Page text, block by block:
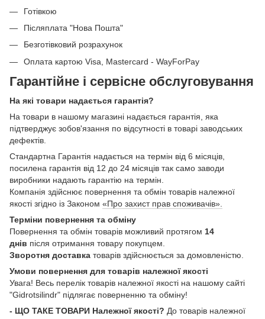
Готівкою
Післяплата "Нова Пошта"
Безготівковий розрахунок
Оплата картою Visa, Mastercard - WayForPay
Гарантійне і сервісне обслуговування
На які товари надається гарантія?
На товари в нашому магазині надається гарантія, яка
підтверджує зобов'язання по відсутності в товарі заводських
дефектів.
Стандартна Гарантія надається на термін від 6 місяців,
посилена гарантія від 12 до 24 місяців так само заводи
виробники надають гарантію на термін.
Компанія здійснює повернення та обмін товарів належної
якості згідно із Законом «Про захист прав споживачів».
Терміни повернення та обміну
Повернення та обмін товарів можливий протягом 14
днів після отримання товару покупцем.
Зворотня доставка товарів здійснюється за домовленістю.
Умови повернення для товарів належної якості
Увага! Весь перелік товарів належної якості на нашому сайті
"Gidrotsilindr" підлягає поверненню та обміну!
- ЩО ТАКЕ ТОВАРИ Належної якості? До товарів належної